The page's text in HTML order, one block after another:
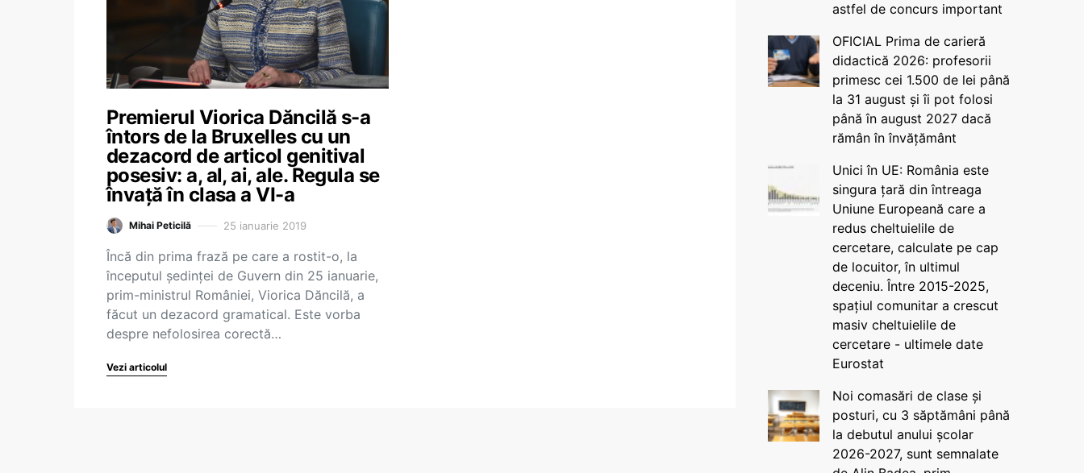
Premierul Viorica Dăncilă s-a
întors de la Bruxelles cu un
dezacord de articol genitival
posesiv: a, al, ai, ale. Regula se
învaţă în clasa a VI-a
Mihai Peticilă 25 ianuarie 2019
Încă din prima frază pe care a rostit-o, la
începutul şedinţei de Guvern din 25 ianuarie,
prim-ministrul României, Viorica Dăncilă, a
făcut un dezacord gramatical. Este vorba
despre nefolosirea corectă…
Vezi articolul
astfel de concurs important
OFICIAL Prima de carieră
didactică 2026: profesorii
primesc cei 1.500 de lei până
la 31 august și îi pot folosi
până în august 2027 dacă
rămân în învățământ
Unici în UE: România este
singura țară din întreaga
Uniune Europeană care a
redus cheltuielile de
cercetare, calculate pe cap
de locuitor, în ultimul
deceniu. Între 2015-2025,
spațiul comunitar a crescut
masiv cheltuielile de
cercetare - ultimele date
Eurostat
Noi comasări de clase și
posturi, cu 3 săptămâni până
la debutul anului școlar
2026-2027, sunt semnalate